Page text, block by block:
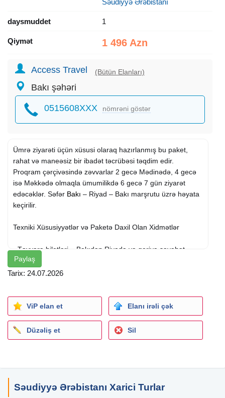
Səudiyyə Ərəbistanı
daysmuddet 1
Qiymət 1 496 Azn
Access Travel (Bütün Elanları)
Bakı şəhəri
0515608XXX nömrəni göstər
Ümrə ziyarəti üçün xüsusi olaraq hazırlanmış bu paket,
rahat və maneəsiz bir ibadət təcrübəsi təqdim edir.
Proqram çərçivəsində zəvvarlar 2 gecə Mədinədə, 4 gecə
isə Məkkədə olmaqla ümumilikdə 6 gecə 7 gün ziyarət
edəcəklər. Səfər Bakı – Riyad – Bakı marşrutu üzrə həyata
keçirilir.
Texniki Xüsusiyyətlər və Paketə Daxil Olan Xidmətlər
- Təyyarə biletləri – Bakıdan Riyada və geriyə səyahət.
- Ümrə vizası – Səfərin rəsmiləşdirilməsi və giriş icazələri.
- Tibbi sığorta – Zəvvarların təhlükəsizliyi üçün tam təminat.
- Yüksək keyfiyyətli otellər – 4 və 5 ulduzlu otellərdə
konfortlu yerləşmə.
- Qidalanma – Gündəlik səhər və axşam yeməyi.
- Peşəkar bələdçi xidməti – İbadətlərin düzgün və rahat
- Daxili ziyarətlər – Məkkə və Mədinədə müqəddəs yerlərə
səfərlər.
Paylaş
Tarix: 24.07.2026
ViP elan et Elanı irəli çək
Düzəliş et Sil
Səudiyyə Ərəbistanı Xarici Turlar